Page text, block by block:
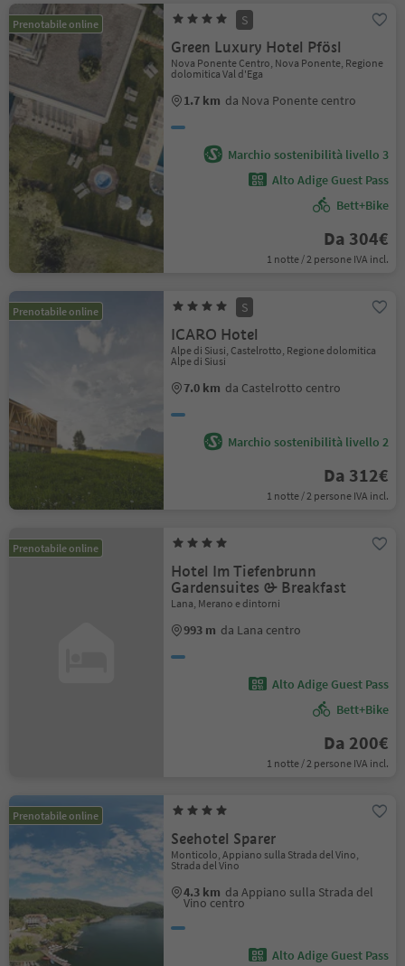
Prenotabile online S
Green Luxury Hotel Pfösl
Nova Ponente Centro, Nova Ponente, Regione
dolomitica Val d'Ega
1.7 km da Nova Ponente centro
Marchio sostenibilità livello 3
Alto Adige Guest Pass
Bett+Bike
Da 304€
1 notte / 2 persone IVA incl.
Prenotabile online S
ICARO Hotel
Alpe di Siusi, Castelrotto, Regione dolomitica
Alpe di Siusi
7.0 km da Castelrotto centro
Marchio sostenibilità livello 2
Da 312€
1 notte / 2 persone IVA incl.
Prenotabile online
Hotel Im Tiefenbrunn
Gardensuites & Breakfast
Lana, Merano e dintorni
993 m da Lana centro
Alto Adige Guest Pass
Bett+Bike
Da 200€
1 notte / 2 persone IVA incl.
Prenotabile online
Seehotel Sparer
Monticolo, Appiano sulla Strada del Vino,
Strada del Vino
4.3 km da Appiano sulla Strada del
Vino centro
Alto Adige Guest Pass